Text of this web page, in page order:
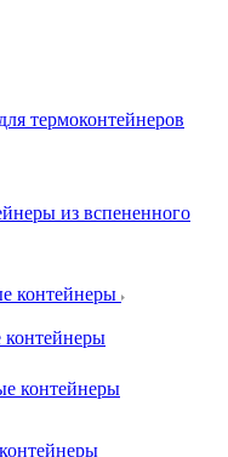
термоконтейнеров
из вспененного
контейнеры
контейнеры